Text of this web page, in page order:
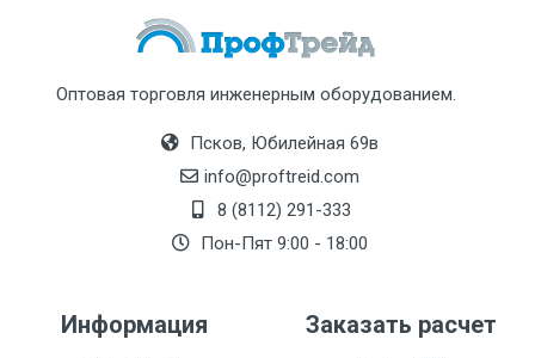
Оптовая торговля инженерным оборудованием.
Псков, Юбилейная 69в
info@proftreid.com
8 (8112) 291-333
Пон-Пят 9:00 - 18:00
Информация Заказать расчет